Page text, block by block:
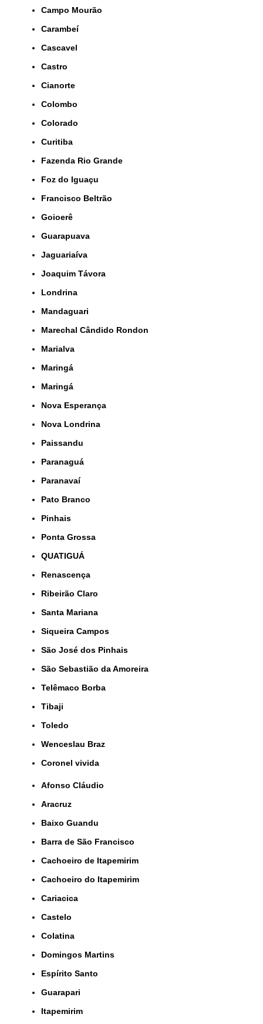
Campo Mourão
Carambeí
Cascavel
Castro
Cianorte
Colombo
Colorado
Curitiba
Fazenda Rio Grande
Foz do Iguaçu
Francisco Beltrão
Goioerê
Guarapuava
Jaguariaíva
Joaquim Távora
Londrina
Mandaguari
Marechal Cândido Rondon
Marialva
Maringá
Maringá
Nova Esperança
Nova Londrina
Paissandu
Paranaguá
Paranavaí
Pato Branco
Pinhais
Ponta Grossa
QUATIGUÁ
Renascença
Ribeirão Claro
Santa Mariana
Siqueira Campos
São José dos Pinhais
São Sebastião da Amoreira
Telêmaco Borba
Tibaji
Toledo
Wenceslau Braz
coronel vivida
Afonso Cláudio
Aracruz
Baixo Guandu
Barra de São Francisco
Cachoeiro de Itapemirim
Cachoeiro do Itapemirim
Cariacica
Castelo
Colatina
Domingos Martins
Espírito Santo
Guarapari
Itapemirim